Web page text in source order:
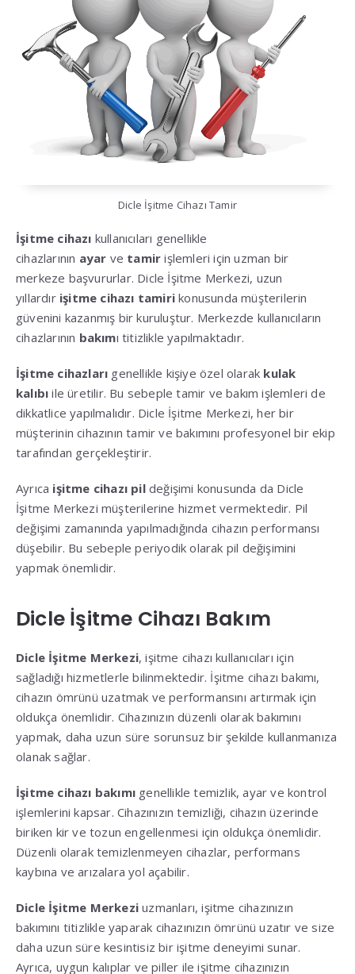
Dicle İşitme Cihazı Tamir
İşitme cihazı kullanıcıları genellikle
cihazlarının ayar ve tamir işlemleri için uzman bir
merkeze başvururlar. Dicle İşitme Merkezi, uzun
yıllardır işitme cihazı tamiri konusunda müşterilerin
güvenini kazanmış bir kuruluştur. Merkezde kullanıcıların
cihazlarının bakımı titizlikle yapılmaktadır.
İşitme cihazları genellikle kişiye özel olarak kulak
kalıbı ile üretilir. Bu sebeple tamir ve bakım işlemleri de
dikkatlice yapılmalıdır. Dicle İşitme Merkezi, her bir
müşterinin cihazının tamir ve bakımını profesyonel bir ekip
tarafından gerçekleştirir.
Ayrıca işitme cihazı pildeğişimi konusunda da Dicle
İşitme Merkezi müşterilerine hizmet vermektedir. Pil
değişimi zamanında yapılmadığında cihazın performansı
düşebilir. Bu sebeple periyodik olarak pil değişimini
yapmak önemlidir.
Dicle İşitme Cihazı Bakım
Dicle İşitme Merkezi, işitme cihazı kullanıcıları için
sağladığı hizmetlerle bilinmektedir. İşitme cihazı bakımı,
cihazın ömrünü uzatmak ve performansını artırmak için
oldukça önemlidir. Cihazınızın düzenli olarak bakımını
yapmak, daha uzun süre sorunsuz bir şekilde kullanmanıza
olanak sağlar.
İşitme cihazı bakımı genellikle temizlik, ayar ve kontrol
işlemlerini kapsar. Cihazınızın temizliği, cihazın üzerinde
biriken kir ve tozun engellenmesi için oldukça önemlidir.
Düzenli olarak temizlenmeyen cihazlar, performans
kaybına ve arızalara yol açabilir.
Dicle İşitme Merkezi uzmanları, işitme cihazınızın
bakımını titizlikle yaparak cihazınızın ömrünü uzatır ve size
daha uzun süre kesintisiz bir işitme deneyimi sunar.
Ayrıca, uygun kalıplar ve piller ile işitme cihazınızın